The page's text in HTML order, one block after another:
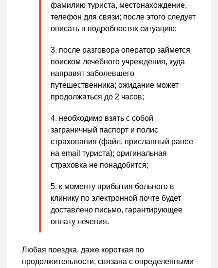
фамилию туриста, местонахождение,
телефон для связи; после этого следует
описать в подробностях ситуацию;
после разговора оператор займется
поиском лечебного учреждения, куда
направят заболевшего
путешественника; ожидание может
продолжаться до 2 часов;
необходимо взять с собой
заграничный паспорт и полис
страхования (файл, присланный ранее
на email туриста); оригинальная
страховка не понадобится;
к моменту прибытия больного в
клинику по электронной почте будет
доставлено письмо, гарантирующее
оплату лечения.
Любая поездка, даже короткая по
продолжительности, связана с определенными